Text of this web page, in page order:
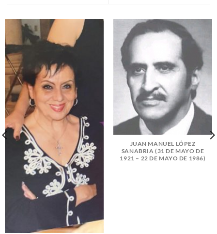
JUAN MANUEL LÓPEZ
SANABRIA (31 DE MAYO DE
1921 – 22 DE MAYO DE 1986)